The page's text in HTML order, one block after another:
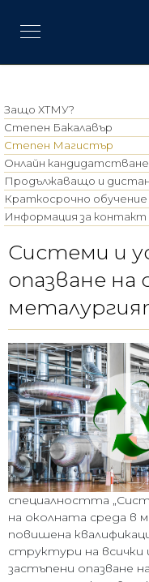
Защо ХТМУ?
Степен Бакалавър
Степен Магистър
Онлайн кандидатстване
Продължаващо и
Краткосрочно
Информация за контакт
Системи и
опазване на
специалността
на околната среда в
повишена
структури на всички
застъпени опазване